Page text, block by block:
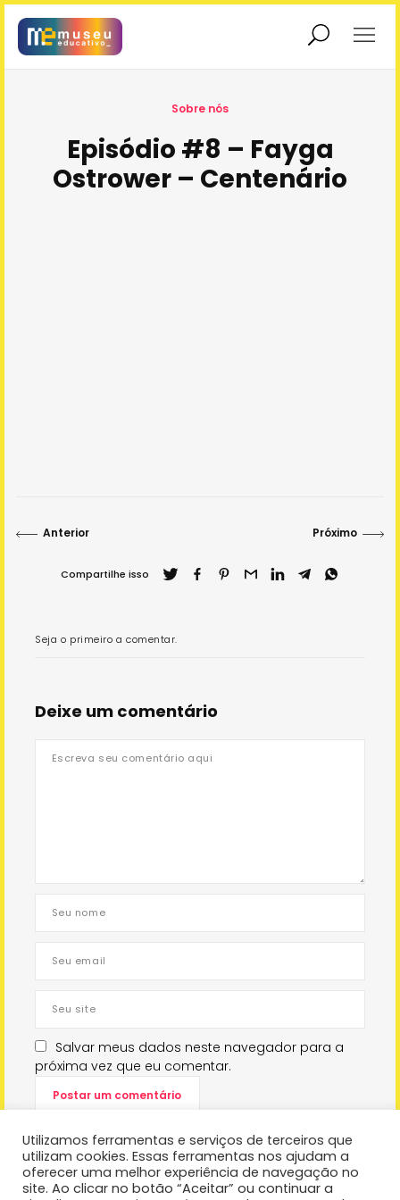
Educadores
Educação
Patrimonial
Interatividade
Visitar outro museu
Sobre nós
Episódio #8 – Fayga
Ostrower – Centenário
Anterior Próximo
Compartilhe isso
Seja o primeiro a comentar.
Deixe um comentário
Salvar meus dados neste navegador para a
próxima vez que eu comentar.
Utilizamos ferramentas e serviços de terceiros que
utilizam cookies. Essas ferramentas nos ajudam a
oferecer uma melhor experiência de navegação no
site. Ao clicar no botão “Aceitar” ou continuar a